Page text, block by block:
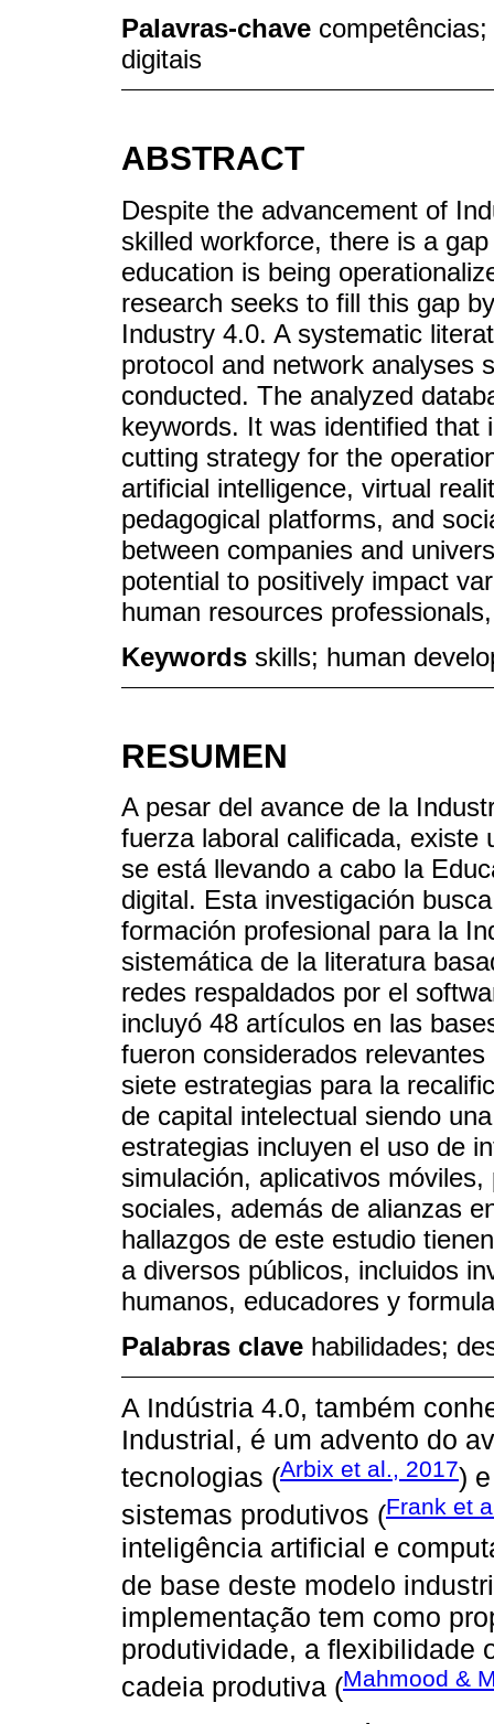
Palavras-chave
digitais
ABSTRACT
Despite the advancement of
skilled workforce, there is a
education is being
research seeks to fill this gap
Industry 4.0. A systematic
protocol and network analyses
conducted. The analyzed
keywords. It was identified that
cutting strategy for the
artificial intelligence, virtual
pedagogical platforms, and
between companies and
potential to positively impact
human resources
Keywords skills; human
RESUMEN
A pesar del avance de la
fuerza laboral calificada, existe
se está llevando a cabo la
digital. Esta investigación
formación profesional para la
sistemática de la literatura
redes respaldados por el
incluyó 48 artículos en las
fueron considerados
siete estrategias para la
de capital intelectual siendo
estrategias incluyen el uso de
simulación, aplicativos
sociales, además de alianzas
hallazgos de este estudio
a diversos públicos, incluidos
humanos, educadores y
Palabras clave habilidades;
A Indústria 4.0, também
Industrial, é um advento do
tecnologias (Arbix et al., 2017)
sistemas produtivos (Frank et
inteligência artificial e
de base deste modelo
implementação tem como
produtividade, a flexibilidade
cadeia produtiva (Mahmood &